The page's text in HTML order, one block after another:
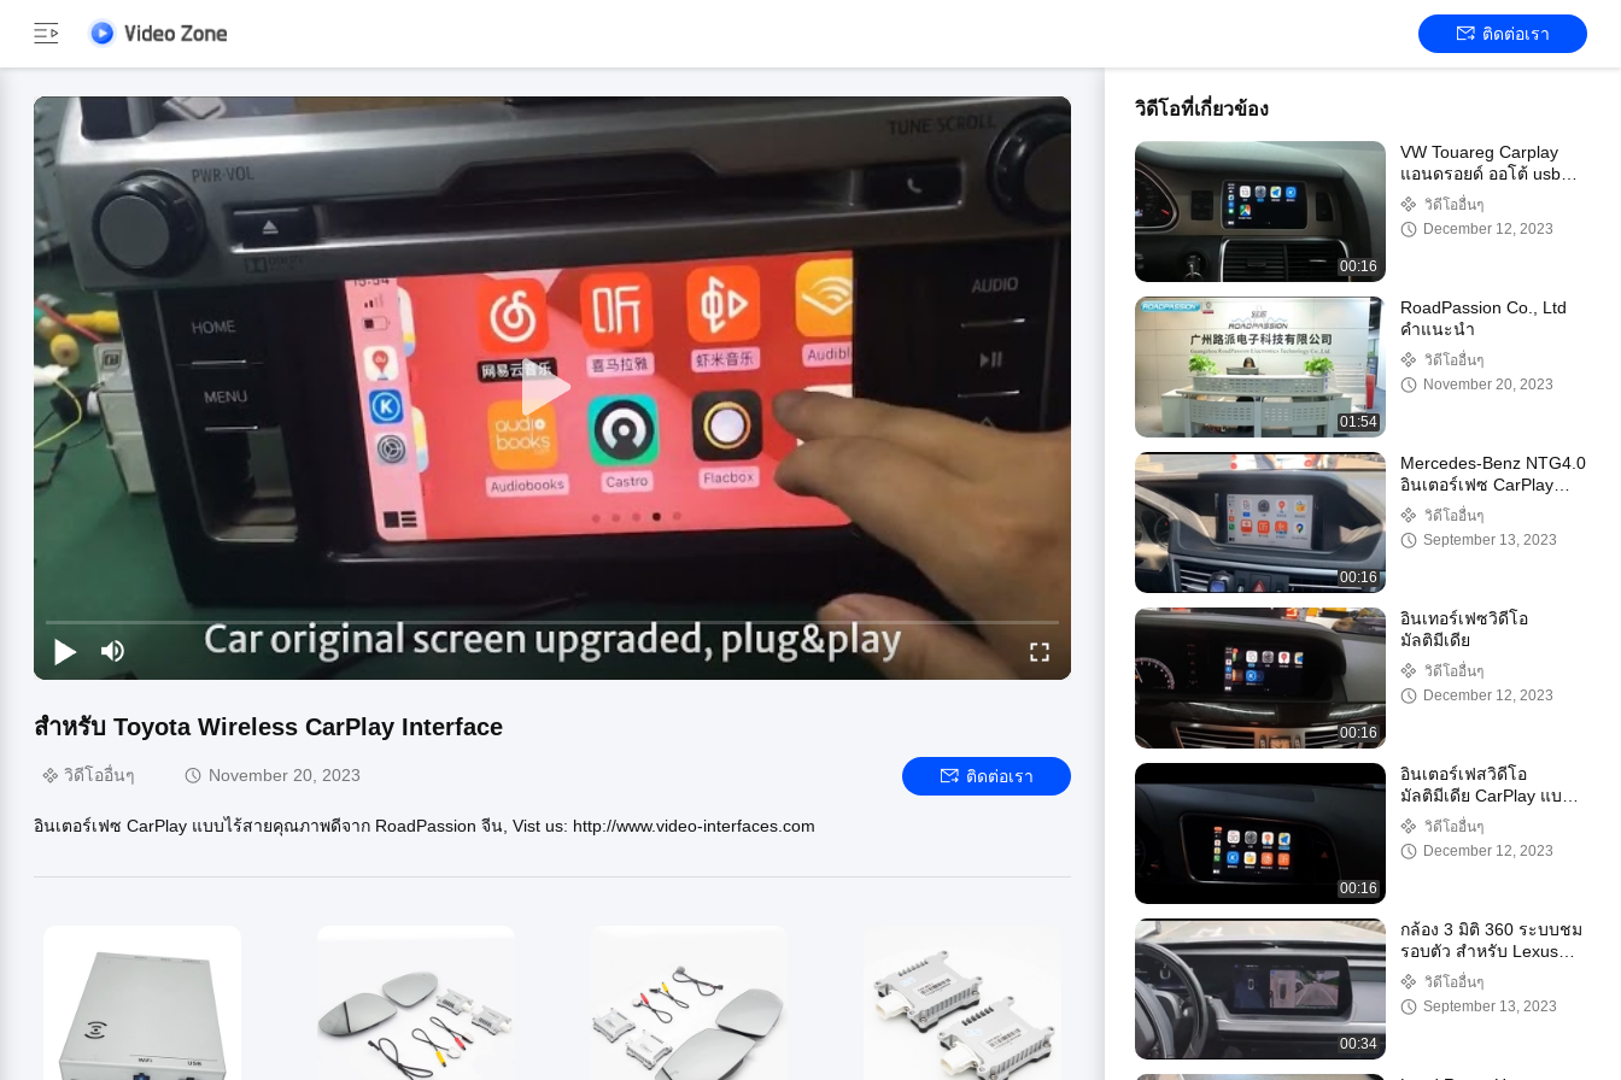
ติดต่อเรา
สําหรับ Toyota Wireless CarPlay Interface
วิดีโออื่นๆ November 20, 2023 ติดต่อเรา
อินเตอร์เฟซ CarPlay แบบไร้สายคุณภาพดีจาก RoadPassion จีน, Vist us: http://www.video-interfaces.com
วิดีโอที่เกี่ยวข้อง
00:16
VW Touareg Carplay
แอนดรอยด์ ออโต้ usb
มัลติมีเดีย VW โกลฟ8
โปโลจอ
วิดีโออื่นๆ
December 12, 2023
01:54
RoadPassion Co., Ltd
คําแนะนํา
วิดีโออื่นๆ
November 20, 2023
00:16
Mercedes-Benz NTG4.0
อินเตอร์เฟซ CarPlay
แบบไร้สาย
วิดีโออื่นๆ
September 13, 2023
00:16
อินเทอร์เฟซวิดีโอ
มัลติมีเดีย
วิดีโออื่นๆ
December 12, 2023
00:16
อินเตอร์เฟสวิดีโอ
มัลติมีเดีย CarPlay แบบ
ไร้สายแบบมีสาย Android
Auto สำหรับ AUDI A6L
A7
วิดีโออื่นๆ
December 12, 2023
00:34
กล้อง 3 มิติ 360 ระบบชม
รอบตัว สําหรับ Lexus
2022 NX RX ES
วิดีโออื่นๆ
September 13, 2023